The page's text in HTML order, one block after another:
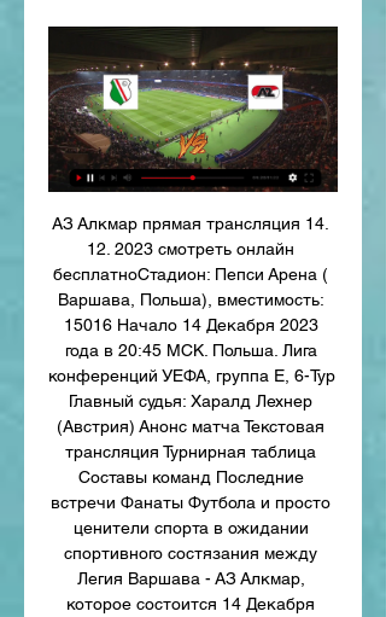
АЗ Алкмар прямая трансляция 14.
12. 2023 смотреть онлайн
бесплатноСтадион: Пепси Арена (
Варшава, Польша), вместимость:
15016 Начало 14 Декабря 2023
года в 20:45 МСК. Польша. Лига
конференций УЕФА, группа E, 6-Тур
Главный судья: Харалд Лехнер
(Австрия) Анонс матча Текстовая
трансляция Турнирная таблица
Составы команд Последние
встречи Фанаты Футбола и просто
ценители спорта в ожидании
спортивного состязания между
Легия Варшава - АЗ Алкмар,
которое состоится 14 Декабря